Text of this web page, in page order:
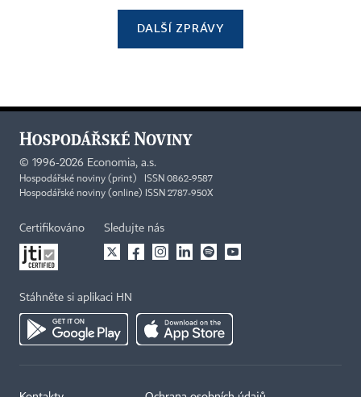
DALŠÍ ZPRÁVY
© 1996-2026 Economia, a.s.
Hospodářské noviny (print) ISSN 0862-9587
Hospodářské noviny (online) ISSN 2787-950X
Certifikováno Sledujte nás
Stáhněte si aplikaci HN